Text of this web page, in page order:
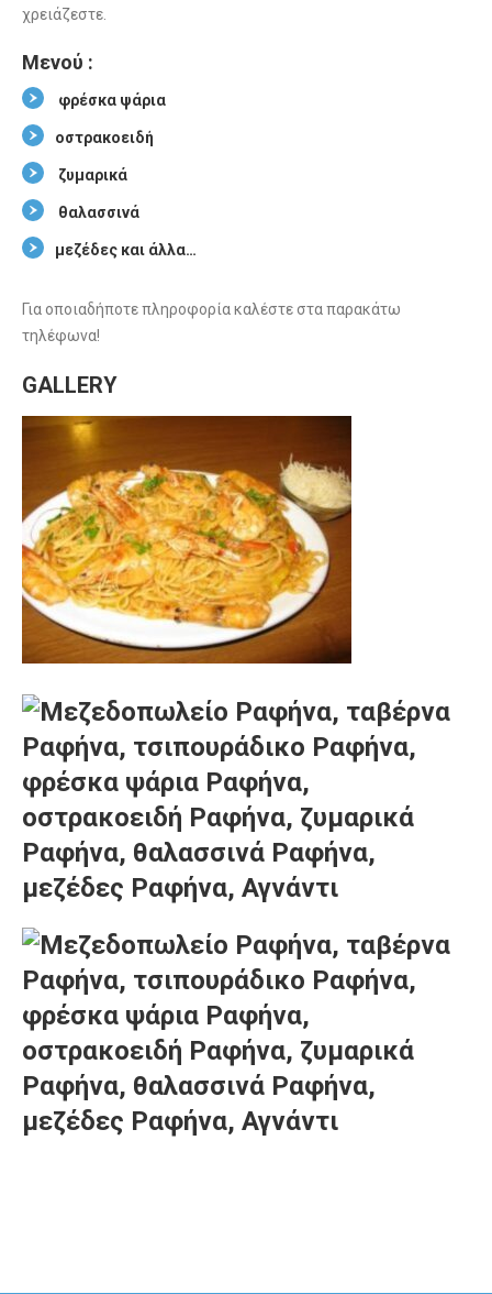
χρειάζεστε.
Μενού :
φρέσκα ψάρια
οστρακοειδή
ζυμαρικά
θαλασσινά
μεζέδες και άλλα…
Για οποιαδήποτε πληροφορία καλέστε στα παρακάτω
τηλέφωνα!
GALLERY